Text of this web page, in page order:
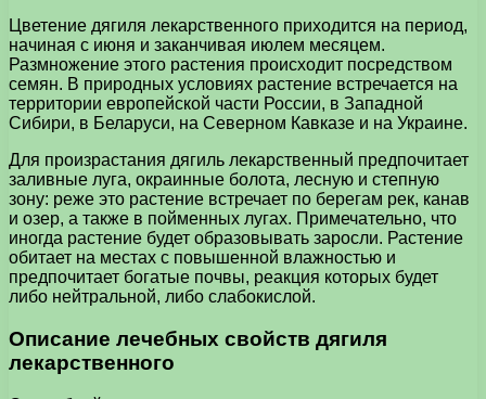
Цветение дягиля лекарственного приходится на период,
начиная с июня и заканчивая июлем месяцем.
Размножение этого растения происходит посредством
семян. В природных условиях растение встречается на
территории европейской части России, в Западной
Сибири, в Беларуси, на Северном Кавказе и на Украине.
Для произрастания дягиль лекарственный предпочитает
заливные луга, окраинные болота, лесную и степную
зону: реже это растение встречает по берегам рек, канав
и озер, а также в пойменных лугах. Примечательно, что
иногда растение будет образовывать заросли. Растение
обитает на местах с повышенной влажностью и
предпочитает богатые почвы, реакция которых будет
либо нейтральной, либо слабокислой.
Описание лечебных свойств дягиля
лекарственного